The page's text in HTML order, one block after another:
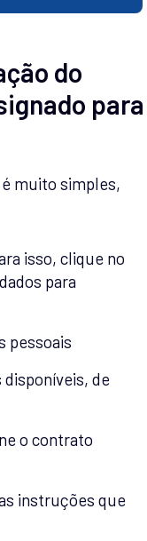
do
para
é muito simples,
isso, clique no
para
pessoais
de
o contrato
instruções que